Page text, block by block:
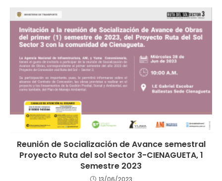
Reunión de Socialización de Avance semestral
Proyecto Ruta del sol Sector 3-CIENAGUETA, 1
Semestre 2023